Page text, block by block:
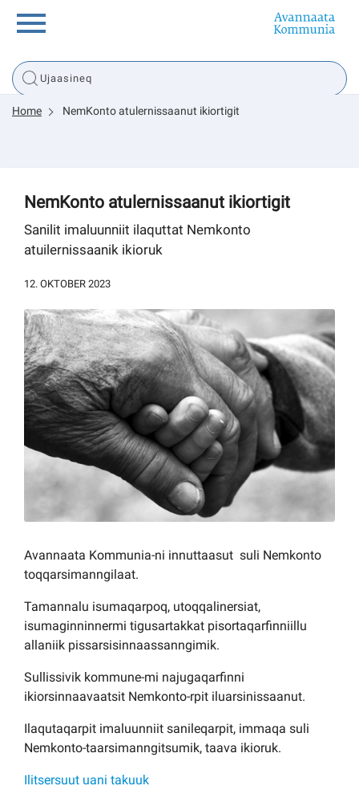
Innuttaasunut
Tassaarsuaq
Pilersaarutinut isaavik
Kommuni pillugu paasissutissat
Home NemKonto atulernissaanut ikiortigit
NemKonto atulernissaanut ikiortigit
Sanilit imaluunniit ilaquttat Nemkonto
atuilernissaanik ikioruk
12. OKTOBER 2023
Avannaata Kommunia-ni innuttaasut suli Nemkonto
toqqarsimanngilaat.
Tamannalu isumaqarpoq, utoqqalinersiat,
isumaginninnermi tigusartakkat pisortaqarfinniillu
allaniik pissarsisinnaassanngimik.
Sullissivik kommune-mi najugaqarfinni
ikiorsinnaavaatsit Nemkonto-rpit iluarsinissaanut.
Ilaqutaqarpit imaluunniit sanileqarpit, immaqa suli
Nemkonto-taarsimanngitsumik, taava ikioruk.
Ilitsersuut uani takuuk